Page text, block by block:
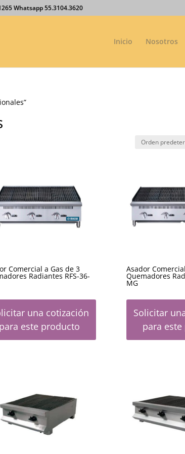
Whatsapp 55.3104.3620
Inicio Nosotros
Comercial a Gas de 3
Radiantes RFS-36-
una cotización
para este producto
Asador
Quemadores
MG
Solicitar
para